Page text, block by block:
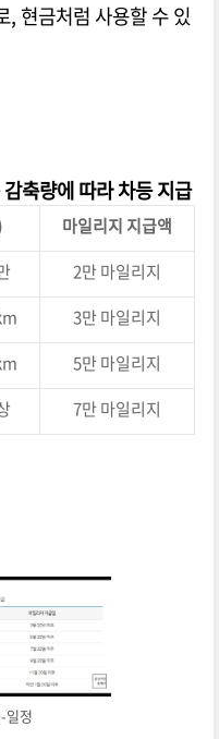
, 현금처럼 사용할 수 있
축량에 따라 차등 지급
마일리지 지급액
2만 마일리지
3만 마일리지
5만 마일리지
7만 마일리지
일정